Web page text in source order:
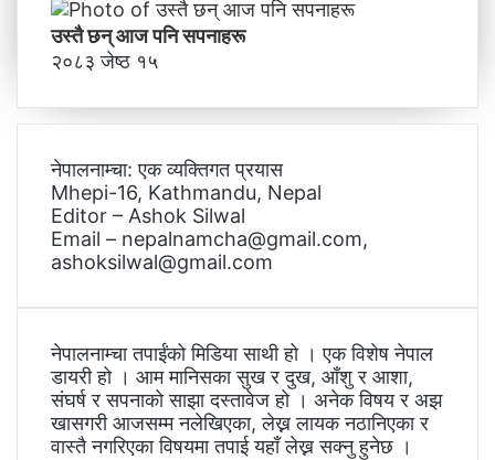
उस्तै छन् आज पनि सपनाहरू
२०८३ जेष्ठ १५
नेपालनाम्चा: एक व्यक्तिगत प्रयास
Mhepi-16, Kathmandu, Nepal
Editor – Ashok Silwal
Email – nepalnamcha@gmail.com,
ashoksilwal@gmail.com
नेपालनाम्चा तपाईंको मिडिया साथी हो । एक विशेष नेपाल
डायरी हो । आम मानिसका सुख र दुख, आँशु र आशा,
संघर्ष र सपनाको साझा दस्तावेज हो । अनेक विषय र अझ
खासगरी आजसम्म नलेखिएका, लेख्न लायक नठानिएका र
वास्तै नगरिएका विषयमा तपाई यहाँ लेख्न सक्नु हुनेछ ।